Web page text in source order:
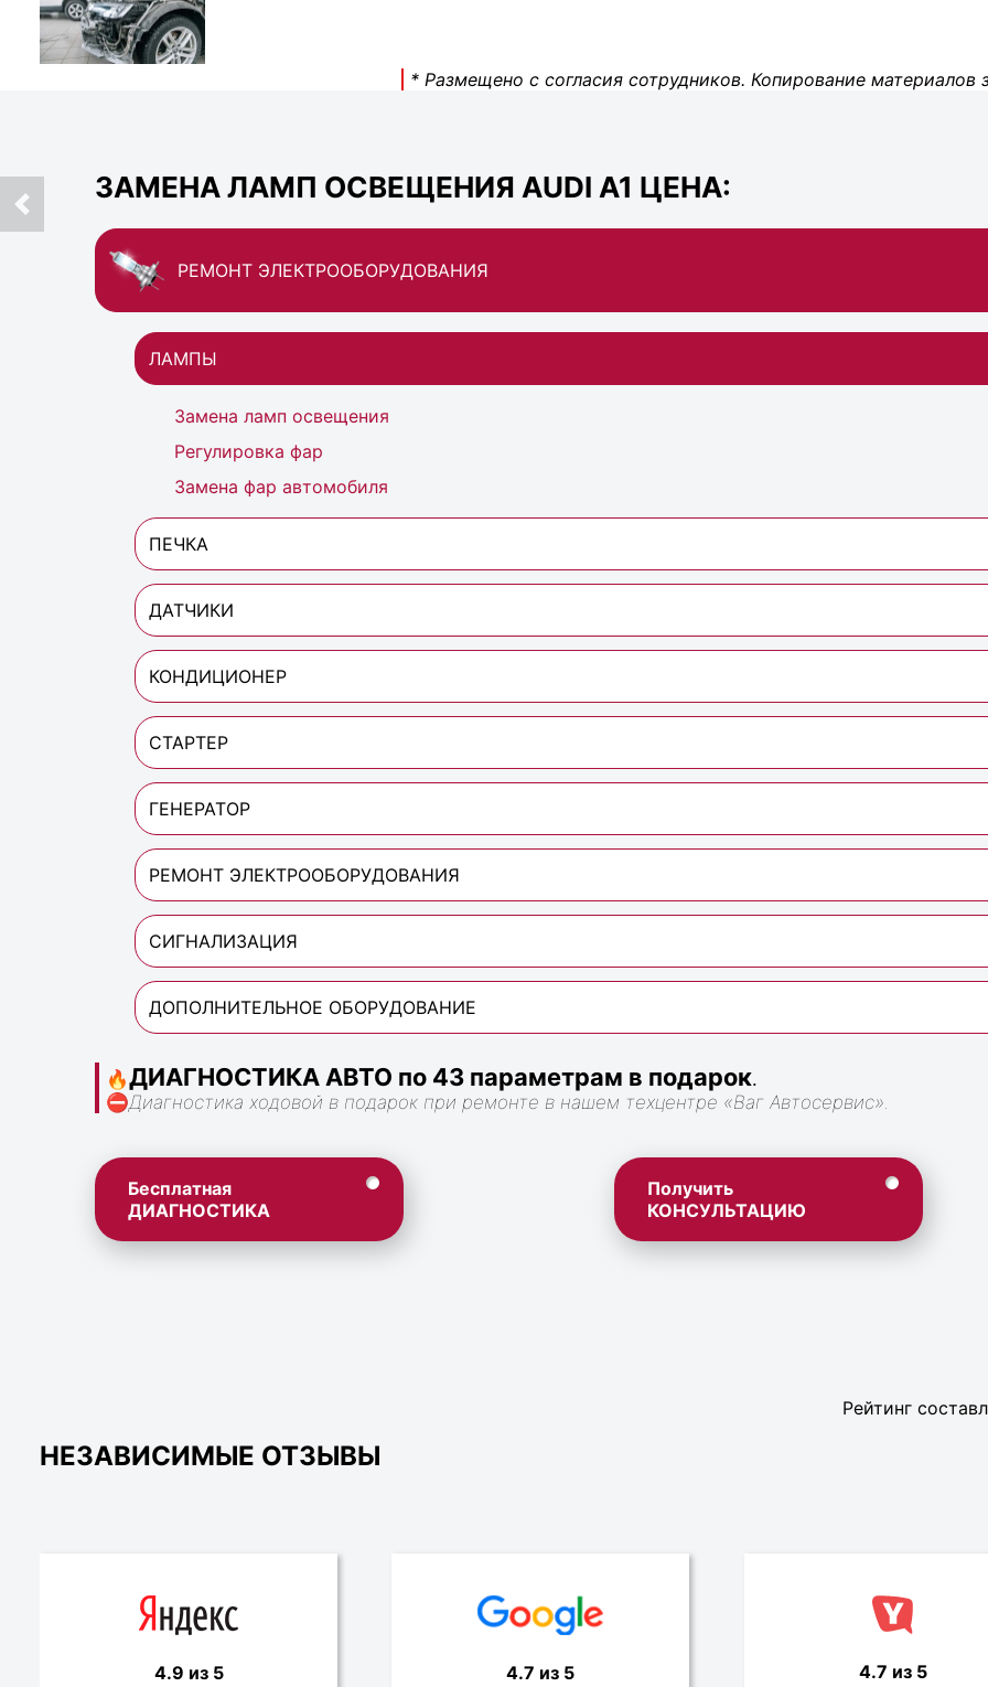
* Размещено с согласия сотрудников. Копирование материалов
ЗАМЕНА ЛАМП ОСВЕЩЕНИЯ AUDI A1 ЦЕНА:
РЕМОНТ ЭЛЕКТРООБОРУДОВАНИЯ
ЛАМПЫ
Замена ламп освещения
Регулировка фар
Замена фар автомобиля
ПЕЧКА
ДАТЧИКИ
КОНДИЦИОНЕР
СТАРТЕР
ГЕНЕРАТОР
РЕМОНТ ЭЛЕКТРООБОРУДОВАНИЯ
СИГНАЛИЗАЦИЯ
ДОПОЛНИТЕЛЬНОЕ ОБОРУДОВАНИЕ
🔥ДИАГНОСТИКА АВТО по 43 параметрам в подарок.
⛔Диагностика ходовой в подарок при ремонте в нашем техцентре «Ваг Автосервис».
Бесплатная
ДИАГНОСТИКА
Получить
КОНСУЛЬТАЦИЮ
Рейтинг
НЕЗАВИСИМЫЕ ОТЗЫВЫ
4.9 из 5 4.7 из 5 4.7 из 5